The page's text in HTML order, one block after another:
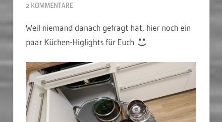
2 KOMMENTARE
Weil niemand danach gefragt hat, hier noch ein
paar Küchen-Higlights für Euch